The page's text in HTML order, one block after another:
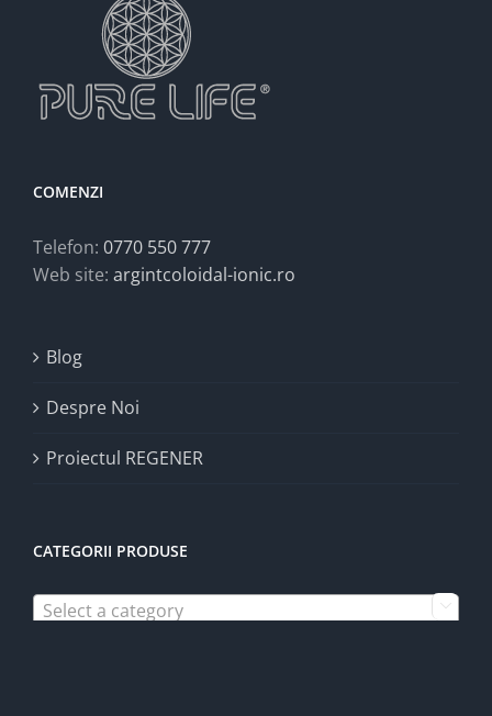
COMENZI
Telefon: 0770 550 777
Web site: argintcoloidal-ionic.ro
Blog
Despre Noi
Proiectul REGENER
CATEGORII PRODUSE
Select a category 